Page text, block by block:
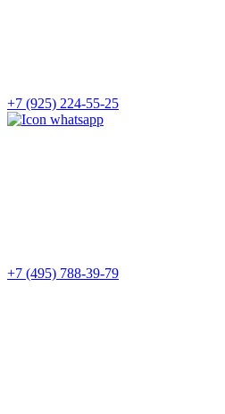
+7 (925) 224-55-25
+7 (495) 788-39-79